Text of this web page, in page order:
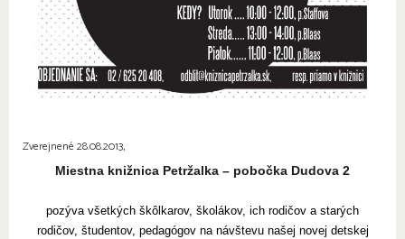
Zverejnené 28.08.2013,
Miestna knižnica Petržalka – pobočka Dudova 2
pozýva všetkých škôlkarov, školákov, ich rodičov a starých
rodičov, študentov, pedagógov na návštevu našej novej detskej